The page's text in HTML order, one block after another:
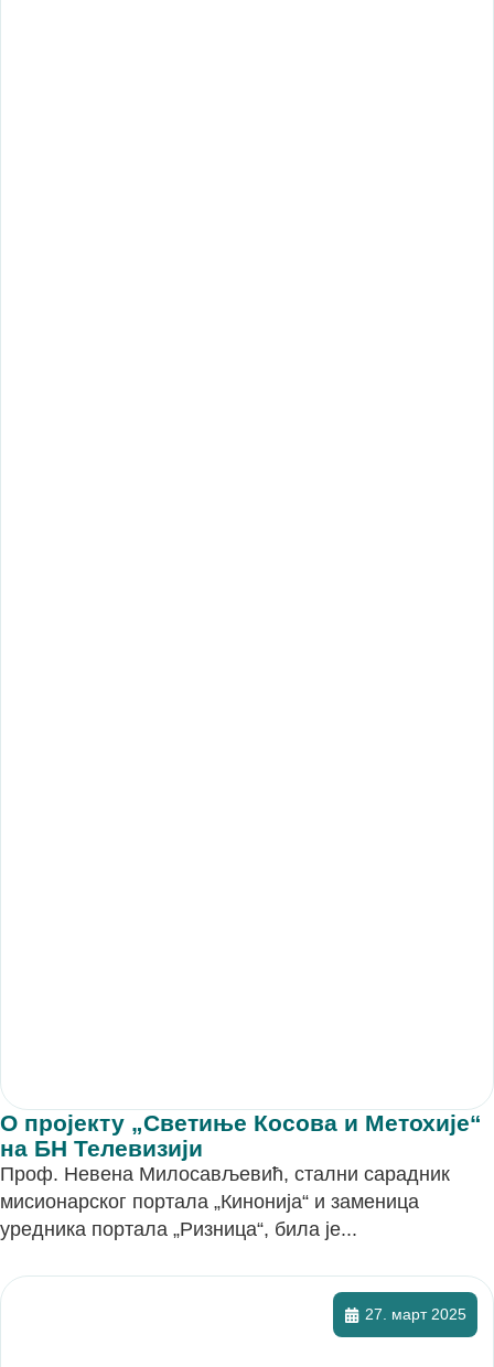
О пројекту „Светиње Косова и Метохије“
на БН Телевизији
Проф. Невена Милосављевић, стални сарадник
мисионарског портала „Кинонија“ и заменица
уредника портала „Ризница“, била је...
27. март 2025